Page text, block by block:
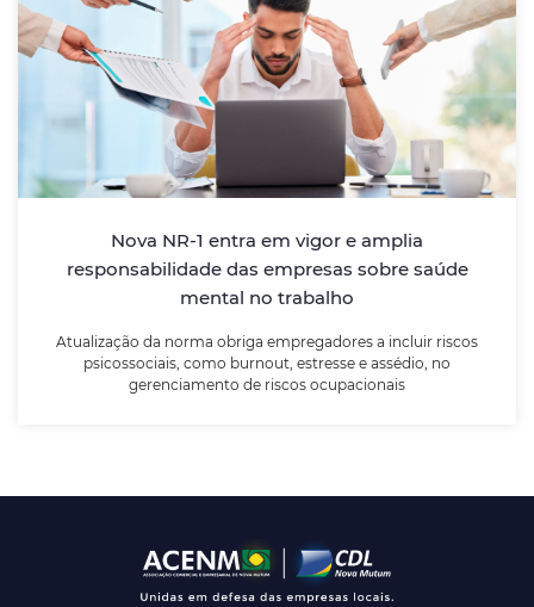
Nova NR-1 entra em vigor e amplia
responsabilidade das empresas sobre saúde
mental no trabalho
Atualização da norma obriga empregadores a incluir riscos
psicossociais, como burnout, estresse e assédio, no
gerenciamento de riscos ocupacionais
Nova NR-1 entra em vigor e amplia
responsabilidade das empresas sobre
saúde mental no trabalho
Atualização da norma obriga empregadores a incluir
assédio, no gerenciamento de riscos ocupacionais